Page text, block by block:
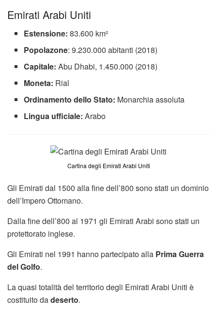
Emirati Arabi Uniti
Estensione: 83.600 km²
Popolazone: 9.230.000 abitanti (2018)
Capitale: Abu Dhabi, 1.450.000 (2018)
Moneta: Rial
Ordinamento dello Stato: Monarchia assoluta
Lingua ufficiale: Arabo
Cartina degli Emirati Arabi Uniti
Gli Emirati dal 1500 alla fine dell’800 sono stati un dominio
dell’Impero Ottomano.
Dalla fine dell’800 al 1971 gli Emirati Arabi sono stati un
protettorato inglese.
Gli Emirati nel 1991 hanno partecipato alla Prima Guerra
del Golfo.
La quasi totalità del territorio degli Emirati Arabi Uniti è
costituito dadeserto.